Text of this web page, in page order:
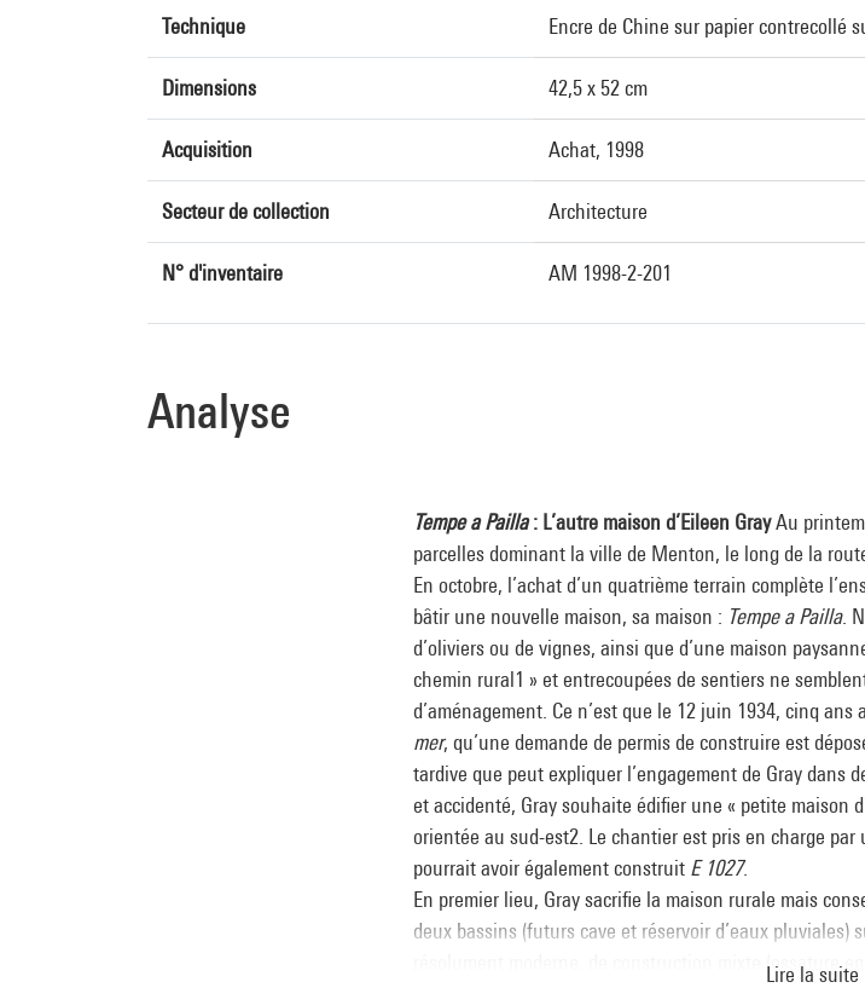
Technique Encre de Chine sur papier contrecollé
Dimensions 42,5 x 52 cm
Acquisition Achat, 1998
Secteur de collection Architecture
N° d'inventaire AM 1998-2-201
Analyse
Tempe a Pailla: L’autre maison d’Eileen GrayAu
parcelles dominant la ville de Menton, le long de la
En octobre, l’achat d’un quatrième terrain complète
bâtir une nouvelle maison, sa maison : Tempe a Pailla.
d’oliviers ou de vignes, ainsi que d’une maison
chemin rural1 » et entrecoupées de sentiers ne
d’aménagement. Ce n’est que le 12 juin 1934, cinq ans
mer, qu’une demande de permis de construire est
tardive que peut expliquer l’engagement de Gray dans
et accidenté, Gray souhaite édifier une « petite maison
orientée au sud-est2. Le chantier est pris en charge
pourrait avoir également construit E 1027.
En premier lieu, Gray sacrifie la maison rurale mais
deux bassins (futurs cave et réservoir d’eaux pluviales)
résolument moderne, de construction mixte (ossature
Lire la suite